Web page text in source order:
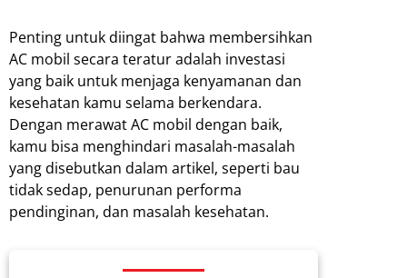
Penting untuk diingat bahwa membersihkan
AC mobil secara teratur adalah investasi
yang baik untuk menjaga kenyamanan dan
kesehatan kamu selama berkendara.
Dengan merawat AC mobil dengan baik,
kamu bisa menghindari masalah-masalah
yang disebutkan dalam artikel, seperti bau
tidak sedap, penurunan performa
pendinginan, dan masalah kesehatan.